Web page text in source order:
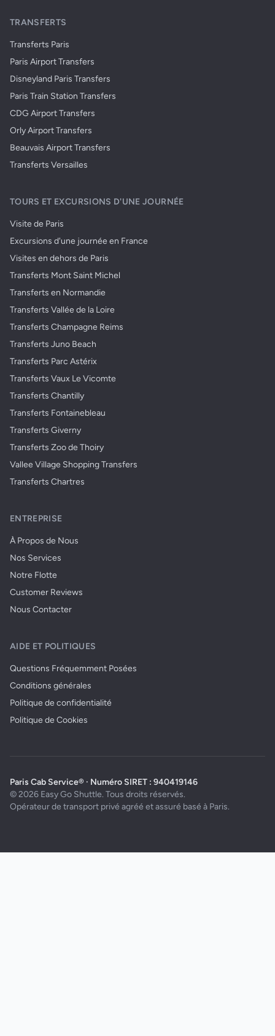
TRANSFERTS
Transferts Paris
Paris Airport Transfers
Disneyland Paris Transfers
Paris Train Station Transfers
CDG Airport Transfers
Orly Airport Transfers
Beauvais Airport Transfers
Transferts Versailles
TOURS ET EXCURSIONS D'UNE JOURNÉE
Visite de Paris
Excursions d'une journée en France
Visites en dehors de Paris
Transferts Mont Saint Michel
Transferts en Normandie
Transferts Vallée de la Loire
Transferts Champagne Reims
Transferts Juno Beach
Transferts Parc Astérix
Transferts Vaux Le Vicomte
Transferts Chantilly
Transferts Fontainebleau
Transferts Giverny
Transferts Zoo de Thoiry
Vallee Village Shopping Transfers
Transferts Chartres
ENTREPRISE
À Propos de Nous
Nos Services
Notre Flotte
Customer Reviews
Nous Contacter
AIDE ET POLITIQUES
Questions Fréquemment Posées
Conditions générales
Politique de confidentialité
Politique de Cookies
Paris Cab Service® · Numéro SIRET : 940419146
© 2026 Easy Go Shuttle. Tous droits réservés.
Opérateur de transport privé agréé et assuré basé à Paris.